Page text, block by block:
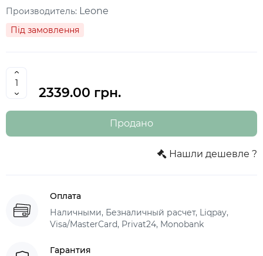
Производитель: Leone
Під замовлення
2339.00 грн.
Продано
Нашли дешевле ?
Оплата
Наличными, Безналичный расчет, Liqpay,
Visa/MasterCard, Privat24, Monobank
Гарантия